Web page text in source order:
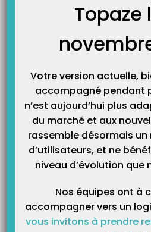
Catégories
Catégories
Topaze
Votre version actuelle,
accompagné pendant
n’est aujourd’hui plus
du marché et aux
rassemble désormais
d’utilisateurs, et ne
niveau d’évolution que
Nos équipes ont à
accompagner vers un
vous invitons à prendre